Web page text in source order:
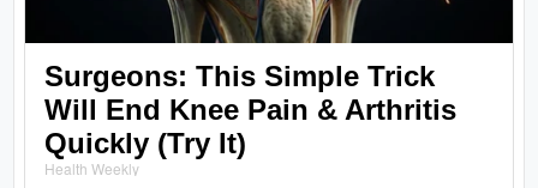
Surgeons: This Simple Trick
Will End Knee Pain & Arthritis
Quickly (Try It)
Health Weekly